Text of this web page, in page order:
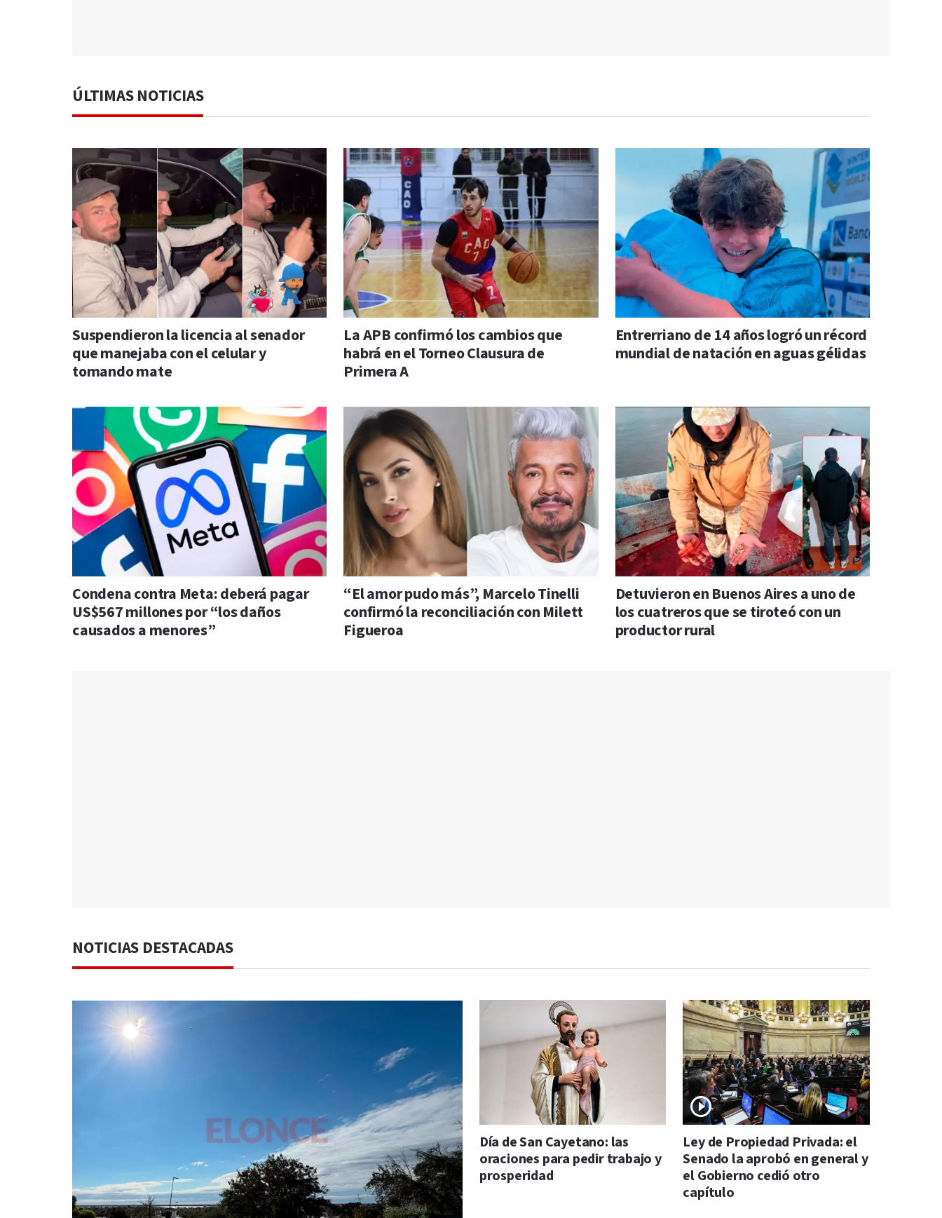
ÚLTIMAS NOTICIAS
Suspendieron la licencia al senador
que manejaba con el celular y
tomando mate
La APB confirmó los cambios que
habrá en el Torneo Clausura de
Primera A
Entrerriano de 14 años logró un récord
mundial de natación en aguas gélidas
Condena contra Meta: deberá pagar
US$567 millones por “los daños
causados a menores”
“El amor pudo más”, Marcelo Tinelli
confirmó la reconciliación con Milett
Figueroa
Detuvieron en Buenos Aires a uno de
los cuatreros que se tiroteó con un
productor rural
NOTICIAS DESTACADAS
Día de San Cayetano: las
oraciones para pedir trabajo y
prosperidad
Ley de Propiedad Privada: el
Senado la aprobó en general y
el Gobierno cedió otro
capítulo